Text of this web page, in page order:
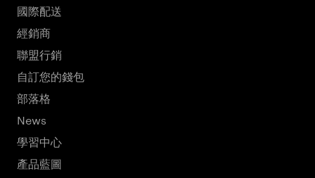
國際配送
經銷商
聯盟行銷
自訂您的錢包
部落格
News
學習中心
產品藍圖